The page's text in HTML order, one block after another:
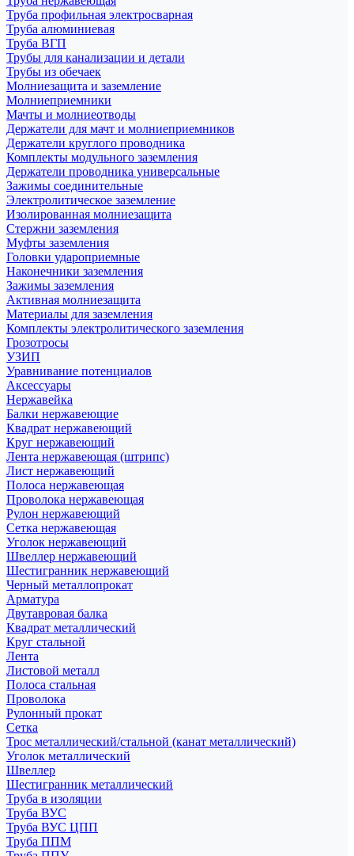
Труба профильная электросварная
Труба алюминиевая
Труба ВГП
Трубы для канализации и детали
Трубы из обечаек
Молниезащита и заземление
Молниеприемники
Мачты и молниеотводы
Держатели для мачт и молниеприемников
Держатели круглого проводника
Комплекты модульного заземления
Держатели проводника универсальные
Зажимы соединительные
Электролитическое заземление
Изолированная молниезащита
Стержни заземления
Муфты заземления
Головки удароприемные
Наконечники заземления
Зажимы заземления
Активная молниезащита
Материалы для заземления
Комплекты электролитического заземления
Грозотросы
УЗИП
Уравнивание потенциалов
Аксессуары
Нержавейка
Балки нержавеющие
Квадрат нержавеющий
Круг нержавеющий
Лента нержавеющая (штрипс)
Лист нержавеющий
Полоса нержавеющая
Проволока нержавеющая
Рулон нержавеющий
Сетка нержавеющая
Уголок нержавеющий
Швеллер нержавеющий
Шестигранник нержавеющий
Черный металлопрокат
Арматура
Двутавровая балка
Квадрат металлический
Круг стальной
Лента
Листовой металл
Полоса стальная
Проволока
Рулонный прокат
Сетка
Трос металлический/стальной (канат металлический)
Уголок металлический
Швеллер
Шестигранник металлический
Труба в изоляции
Труба ВУС
Труба ВУС ЦПП
Труба ППМ